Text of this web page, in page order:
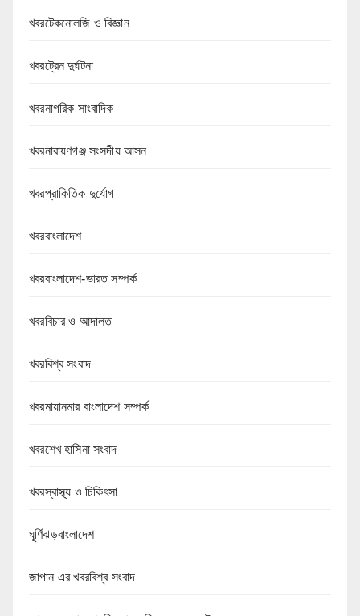
খবরটেকনোলজি ও বিজ্ঞান
খবরট্রেন দুর্ঘটনা
খবরনাগরিক সাংবাদিক
খবরনারায়ণগঞ্জ সংসদীয় আসন
খবরপ্রাকিতিক দুর্যোগ
খবরবাংলাদেশ
খবরবাংলাদেশ-ভারত সম্পর্ক
খবরবিচার ও আদালত
খবরবিশ্ব সংবাদ
খবরমায়ানমার বাংলাদেশ সম্পর্ক
খবরশেখ হাসিনা সংবাদ
খবরস্বাস্থ্য ও চিকিৎসা
ঘূর্ণিঝড়বাংলাদেশ
জাপান এর খবরবিশ্ব সংবাদ